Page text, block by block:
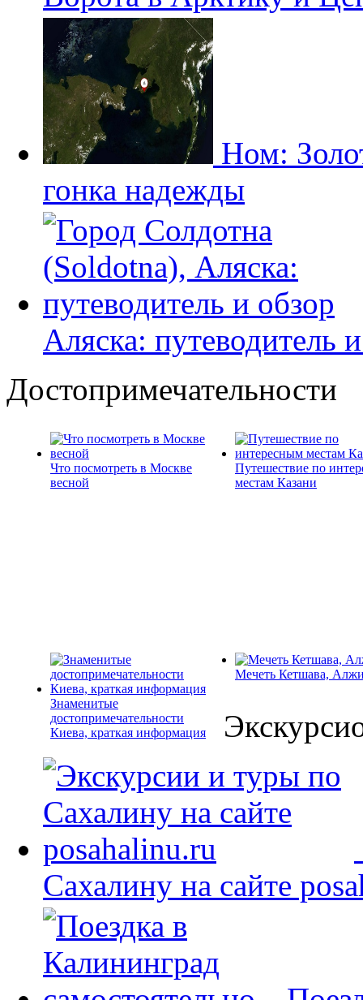
Ном:
гонка надежды
Аляска: путеводитель
Достопримечательности
Что посмотреть в Москве
весной
Путешествие по
местам Казани
Знаменитые
достопримечательности
Киева, краткая информация
Мечеть Кетшава,
Сахалину на сайте